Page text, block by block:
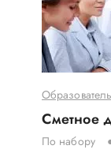
Сметное
По набору